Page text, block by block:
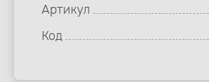
Артикул
Код